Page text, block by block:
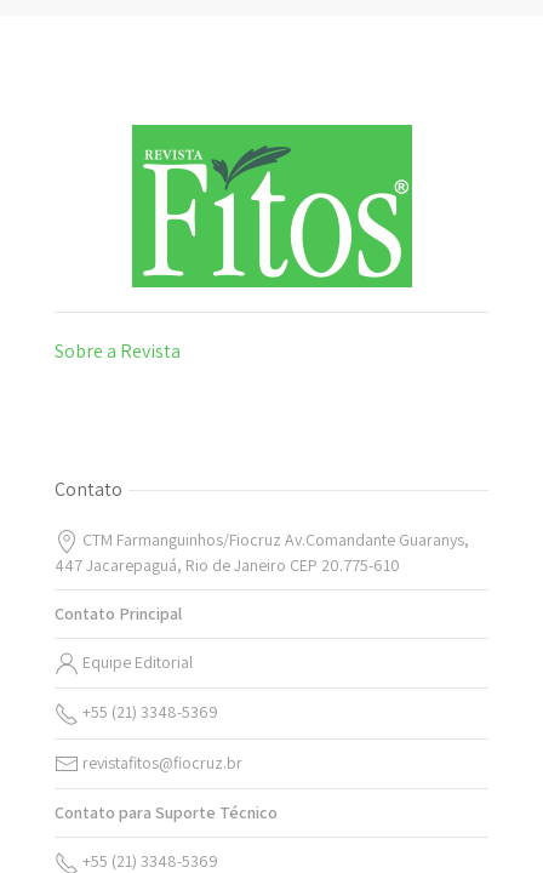
Sobre a Revista
Contato
CTM Farmanguinhos/Fiocruz Av.Comandante Guaranys,
447 Jacarepaguá, Rio de Janeiro CEP 20.775-610
Contato Principal
Equipe Editorial
+55 (21) 3348-5369
revistafitos@fiocruz.br
Contato para Suporte Técnico
+55 (21) 3348-5369